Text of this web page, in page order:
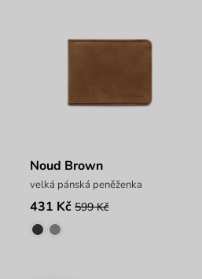
Noud Brown
velká pánská peněženka
431 Kč 599 Kč